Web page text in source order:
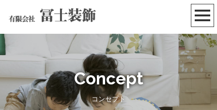
Concept
コンセプト